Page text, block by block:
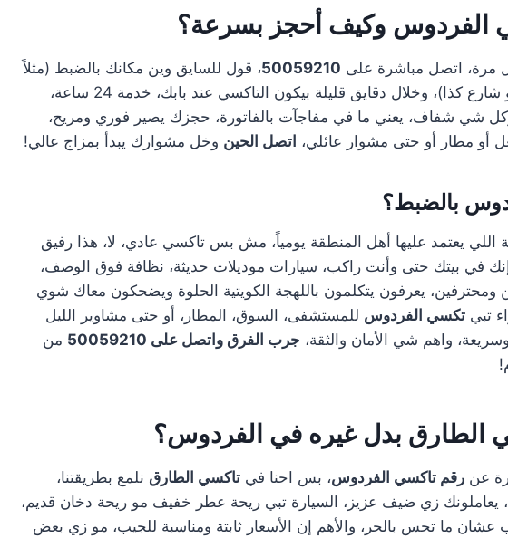
الفردوس وكيف أحجز بسرعة؟
مرة، اتصل مباشرة على 50059210، قول للسايق وين مكانك بالضبط (مثلاً
عند مستوصف الفردوس أو شارع كذا)، وخلال دقايق قليلة بيكون التاكسي عند بابك، خدمة 24 ساعة،
وكل شي شفاف، يعني ما في مفاجآت بالفاتورة، حجزك يصير فوري ومريح،
مطار أو حتى مشوار عائلي، اتصل الحين وخل مشوارك يبدأ بمزاج عالي!
بالضبط؟
اللي يعتمد عليها أهل المنطقة يومياً، مش بس تاكسي عادي، لا، هذا رفيق
في بيتك حتى وأنت راكب، سيارات موديلات حديثة، نظافة فوق الوصف،
ومحترفين، يعرفون يتكلمون باللهجة الكويتية الحلوة ويضحكون معاك شوي
تبي تكسي الفردوس للمستشفى، السوق، المطار، أو حتى مشاوير الليل
واهم شي الأمان والثقة، جرب الفرق واتصل على 50059210
من
الطارق بدل غيره في الفردوس؟
عن رقم تاكسي الفردوس، بس احنا في تاكسي الطارق نلمع بطريقتنا،
يعاملونك زي ضيف عزيز، السيارة تبي ريحة عطر خفيف مو ريحة دخان قديم،
عشان ما تحس بالحر، والأهم إن الأسعار ثابتة ومناسبة للجيب، مو زي بعض